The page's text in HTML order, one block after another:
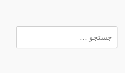
برای: